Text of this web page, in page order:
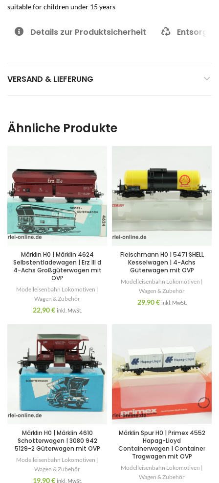
suitable for children under 15 years
Details zur Produktsicherheit
VERSAND & LIEFERUNG
Ähnliche Produkte
Märklin H0 | Märklin 4624
Selbstentladewagen | Erz III d
4-Achs Großgüterwagen mit
OVP
Modelleisenbahn Lokomotiven |
Wagen & Zubehör
22,90€ inkl. MwSt.
Fleischmann H0 | 5471 SHELL
Kesselwagen | 4-Achs
Güterwagen mit OVP
Modelleisenbahn Lokomotiven |
Wagen & Zubehör
29,90€ inkl. MwSt.
Märklin H0 | Märklin 4610
Schotterwagen | 3080 942
5129-2 Güterwagen mit OVP
Modelleisenbahn Lokomotiven |
Wagen & Zubehör
19,90€ inkl. MwSt.
Märklin Spur H0 | Primex 4552
Hapag-Lloyd
Containerwagen | Container
Tragwagen mit OVP
Modelleisenbahn Lokomotiven |
Wagen & Zubehör